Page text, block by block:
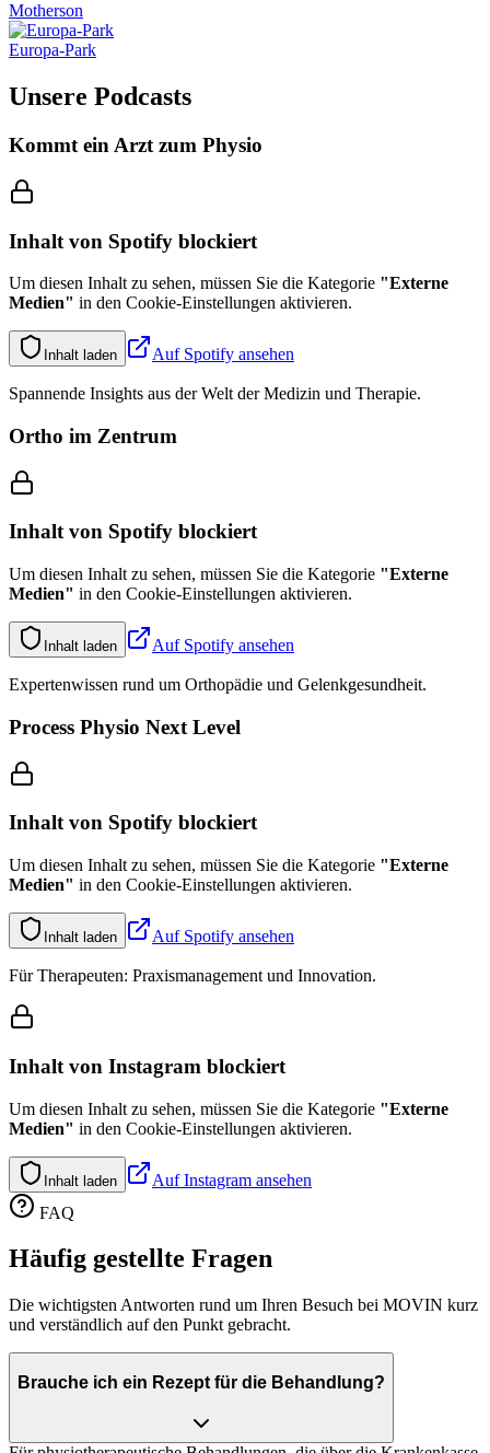
Motherson
Europa-Park
Unsere Podcasts
Kommt ein Arzt zum Physio
Inhalt von Spotify blockiert
Um diesen Inhalt zu sehen, müssen Sie die Kategorie "Externe
Medien" in den Cookie-Einstellungen aktivieren.
Inhalt laden Auf Spotify ansehen
Spannende Insights aus der Welt der Medizin und Therapie.
Ortho im Zentrum
Inhalt von Spotify blockiert
Um diesen Inhalt zu sehen, müssen Sie die Kategorie "Externe
Medien" in den Cookie-Einstellungen aktivieren.
Inhalt laden Auf Spotify ansehen
Expertenwissen rund um Orthopädie und Gelenkgesundheit.
Process Physio Next Level
Inhalt von Spotify blockiert
Um diesen Inhalt zu sehen, müssen Sie die Kategorie "Externe
Medien" in den Cookie-Einstellungen aktivieren.
Inhalt laden Auf Spotify ansehen
Für Therapeuten: Praxismanagement und Innovation.
Inhalt von Instagram blockiert
Um diesen Inhalt zu sehen, müssen Sie die Kategorie "Externe
Medien" in den Cookie-Einstellungen aktivieren.
Inhalt laden AufInstagram ansehen
FAQ
Häufig gestellte Fragen
Die wichtigsten Antworten rund um Ihren Besuch bei MOVIN kurz
und verständlich auf den Punkt gebracht.
Brauche ich ein Rezept für die Behandlung?